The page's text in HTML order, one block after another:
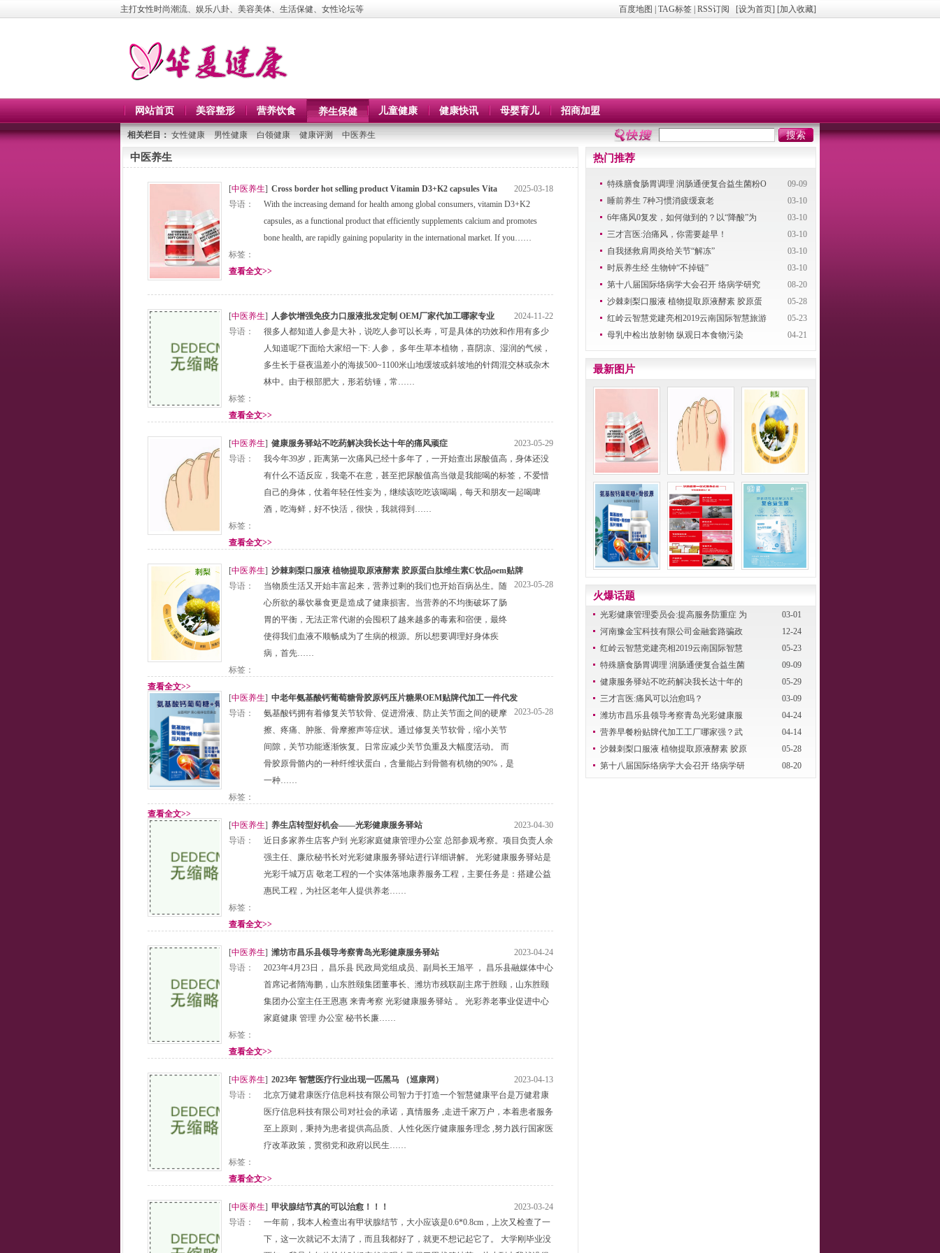
主打女性时尚潮流、娱乐八卦、美容美体、生活保健、女性论坛等 百度地图 TAG标签 RSS订阅 [设为首页] [加入收藏]
网站首页 美容整形 营养饮食 养生保健 儿童健康 健康快讯 母婴育儿 招商加盟
相关栏目： 女性健康 男性健康 白领健康 健康评测 中医养生
中医养生
[中医养生] Cross border hot selling product Vitamin D3+K2 capsules Vita
2025-03-18
导语：
With the increasing demand for health among global consumers, vitamin D3+K2
capsules, as a functional product that efficiently supplements calcium and promotes
bone health, are rapidly gaining popularity in the international market. If you……
标签：
查看全文>>
[中医养生] 人参饮增强免疫力口服液批发定制 OEM厂家代加工哪家专业
2024-11-22
导语：
很多人都知道人参是大补，说吃人参可以长寿，可是具体的功效和作用有多少
人知道呢?下面给大家绍一下: 人参， 多年生草本植物，喜阴凉、湿润的气候，
多生长于昼夜温差小的海拔500~1100米山地缓坡或斜坡地的针阔混交林或杂木
林中。由于根部肥大，形若纺锤，常……
标签：
查看全文>>
[中医养生] 健康服务驿站不吃药解决我长达十年的痛风顽症
2023-05-29
导语：
我今年39岁，距离第一次痛风已经十多年了，一开始查出尿酸值高，身体还没
有什么不适反应，我毫不在意，甚至把尿酸值高当做是我能喝的标签，不爱惜
自己的身体，仗着年轻任性妄为，继续该吃吃该喝喝，每天和朋友一起喝啤
酒，吃海鲜，好不快活，很快，我就得到……
标签：
查看全文>>
[中医养生] 沙棘刺梨口服液 植物提取原液酵素 胶原蛋白肽维生素C饮品oem贴牌
2023-05-28
导语：
当物质生活又开始丰富起来，营养过剩的我们也开始百病丛生。随
心所欲的暴饮暴食更是造成了健康损害。当营养的不均衡破坏了肠
胃的平衡，无法正常代谢的会囤积了越来越多的毒素和宿便，最终
使得我们血液不顺畅成为了生病的根源。所以想要调理好身体疾
病，首先……
标签：
查看全文>>
[中医养生] 中老年氨基酸钙葡萄糖骨胶原钙压片糖果OEM贴牌代加工一件代发
2023-05-28
导语：
氨基酸钙拥有着修复关节软骨、促进滑液、防止关节面之间的硬摩
擦、疼痛、肿胀、骨摩擦声等症状。通过修复关节软骨，缩小关节
间隙，关节功能逐渐恢复。日常应减少关节负重及大幅度活动。 而
骨胶原骨骼内的一种纤维状蛋白，含量能占到骨骼有机物的90%，是
一种……
标签：
查看全文>>
[中医养生] 养生店转型好机会——光彩健康服务驿站
2023-04-30
导语：
近日多家养生店客户到 光彩家庭健康管理办公室 总部参观考察。项目负责人余
强主任、廉欣秘书长对光彩健康服务驿站进行详细讲解。 光彩健康服务驿站是
光彩千城万店 敬老工程的一个实体落地康养服务工程，主要任务是：搭建公益
惠民工程，为社区老年人提供养老……
标签：
查看全文>>
[中医养生] 潍坊市昌乐县领导考察青岛光彩健康服务驿站
2023-04-24
导语：
2023年4月23日， 昌乐县 民政局党组成员、副局长王旭平 ， 昌乐县融媒体中心
首席记者隋海鹏，山东胜颐集团董事长、潍坊市残联副主席于胜颐，山东胜颐
集团办公室主任王恩惠 来青考察 光彩健康服务驿站 。 光彩养老事业促进中心
家庭健康 管理 办公室 秘书长廉……
标签：
查看全文>>
[中医养生] 2023年 智慧医疗行业出现一匹黑马 （巡康网）
2023-04-13
导语：
北京万健君康医疗信息科技有限公司智力于打造一个智慧健康平台是万健君康
医疗信息科技有限公司对社会的承诺，真情服务 ,走进千家万户，本着患者服务
至上原则，秉持为患者提供高品质、人性化医疗健康服务理念 ,努力践行国家医
疗改革政策，贯彻党和政府以民生……
标签：
查看全文>>
[中医养生] 甲状腺结节真的可以治愈！！！
2023-03-24
导语：
一年前，我本人检查出有甲状腺结节，大小应该是0.6*0.8cm，上次又检查了一
下，这一次就记不太清了，而且我都好了，就更不想记起它了。 大学刚毕业没
热门推荐
特殊膳食肠胃调理 润肠通便复合益生菌粉O
09-09
睡前养生 7种习惯消疲缓衰老
03-10
6年痛风0复发，如何做到的？以“降酸”为
03-10
三才言医:治痛风，你需要趁早！
03-10
自我拯救肩周炎给关节“解冻”
03-10
时辰养生经 生物钟“不掉链”
03-10
第十八届国际络病学大会召开 络病学研究
08-20
沙棘刺梨口服液 植物提取原液酵素 胶原蛋
05-28
红岭云智慧党建亮相2019云南国际智慧旅游
05-23
母乳中检出放射物 纵观日本食物污染
04-21
最新图片
火爆话题
光彩健康管理委员会:提高服务防重症 为
爱行
03-01
河南豫金宝科技有限公司金融套路骗政
府谁来
12-24
红岭云智慧党建亮相2019云南国际智慧
旅游大
05-23
特殊膳食肠胃调理 润肠通便复合益生菌
粉OEM
09-09
健康服务驿站不吃药解决我长达十年的
痛风顽
05-29
三才言医:痛风可以治愈吗？
03-09
潍坊市昌乐县领导考察青岛光彩健康服
务驿站
04-24
营养早餐粉贴牌代加工工厂哪家强？武
汉华源
04-14
沙棘刺梨口服液 植物提取原液酵素 胶原
蛋白
05-28
第十八届国际络病学大会召开 络病学研
08-20